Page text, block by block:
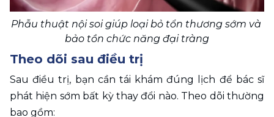
Phẫu thuật nội soi giúp loại bỏ tổn thương sớm và
bảo tồn chức năng đại tràng
Theo dõi sau điều trị
Sau điều trị, bạn cần tái khám đúng lịch để bác sĩ
phát hiện sớm bất kỳ thay đổi nào. Theo dõi thường
bao gồm: